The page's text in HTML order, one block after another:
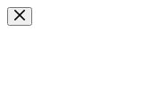
Passer
au